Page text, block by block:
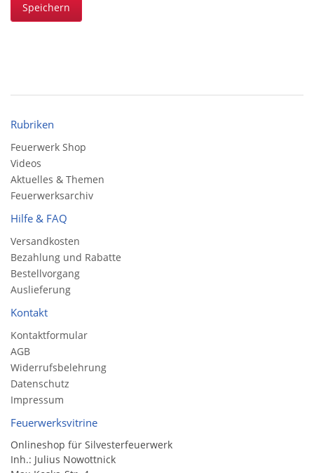
Speichern
Rubriken
Feuerwerk Shop
Videos
Aktuelles & Themen
Feuerwerksarchiv
Hilfe & FAQ
Versandkosten
Bezahlung und Rabatte
Bestellvorgang
Auslieferung
Kontakt
Kontaktformular
AGB
Widerrufsbelehrung
Datenschutz
Impressum
Feuerwerksvitrine
Onlineshop für Silvesterfeuerwerk
Inh.: Julius Nowottnick